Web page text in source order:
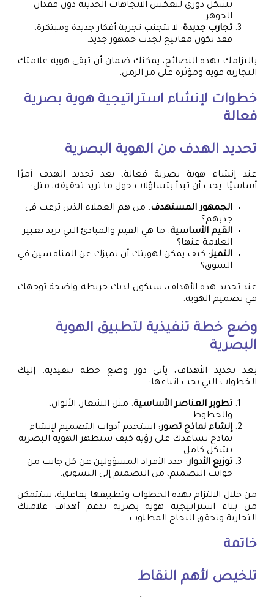
بشكل دوري لتعكس الاتجاهات الحديثة دون فقدان
الجوهر.
تجارب جديدة: لا تتجنب تجربة أفكار جديدة ومبتكرة،
فقد تكون مفاتيح لجذب جمهور جديد.
بالتزامك بهذه النصائح، يمكنك ضمان أن تبقى هوية علامتك
التجارية قوية ومؤثرة على مر الزمن.
خطوات لإنشاء استراتيجية هوية بصرية
فعالة
تحديد الهدف من الهوية البصرية
عند إنشاء هوية بصرية فعالة، يعد تحديد الهدف أمرًا
أساسيًا. يجب أن تبدأ بتساؤلات حول ما تريد تحقيقه، مثل:
الجمهور المستهدف: من هم العملاء الذين ترغب في
جذبهم؟
القيم الأساسية: ما هي القيم والمبادئ التي تريد تعبير
العلامة عنها؟
التميز: كيف يمكن لهويتك أن تميزك عن المنافسين في
السوق؟
عند تحديد هذه الأهداف، سيكون لديك خريطة واضحة توجهك
في تصميم الهوية.
وضع خطة تنفيذية لتطبيق الهوية
البصرية
بعد تحديد الأهداف، يأتي دور وضع خطة تنفيذية. إليك
الخطوات التي يجب اتباعها:
تطوير العناصر الأساسية: مثل الشعار، الألوان،
والخطوط.
إنشاء نماذج تصور: استخدم أدوات التصميم لإنشاء
نماذج تساعدك على رؤية كيف ستظهر الهوية البصرية
بشكل كامل.
توزيع الأدوار: حدد الأفراد المسؤولين عن كل جانب من
جوانب التصميم، من التصميم إلى التسويق.
من خلال الالتزام بهذه الخطوات وتطبيقها بفاعلية، ستتمكن
من بناء استراتيجية هوية بصرية تدعم أهداف علامتك
التجارية وتحقق النجاح المطلوب.
خاتمة
تلخيص لأهم النقاط